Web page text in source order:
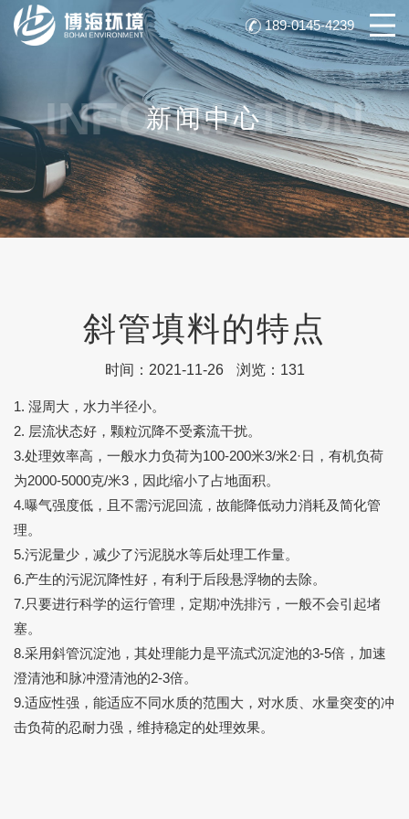
189-0145-4239
INFORMATION
新闻中心
斜管填料的特点
时间：2021-11-26 浏览：131
1. 湿周大，水力半径小。
2. 层流状态好，颗粒沉降不受紊流干扰。
3.处理效率高，一般水力负荷为100-200米3/米2·日，有机负荷
为2000-5000克/米3，因此缩小了占地面积。
4.曝气强度低，且不需污泥回流，故能降低动力消耗及简化管
理。
5.污泥量少，减少了污泥脱水等后处理工作量。
6.产生的污泥沉降性好，有利于后段悬浮物的去除。
7.只要进行科学的运行管理，定期冲洗排污，一般不会引起堵
塞。
8.采用斜管沉淀池，其处理能力是平流式沉淀池的3-5倍，加速
澄清池和脉冲澄清池的2-3倍。
9.适应性强，能适应不同水质的范围大，对水质、水量突变的冲
击负荷的忍耐力强，维持稳定的处理效果。